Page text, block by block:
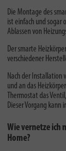
Die Montage des
ist einfach und sogar
Ablassen von
Der smarte
verschiedener
Nach der Installation
und an das
Thermostat das
Dieser Vorgang
Wie vernetze ich
Home?